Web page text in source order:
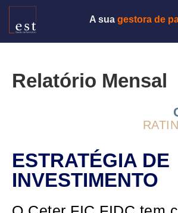
A suagestora de
Relatório Mensal
ESTRATÉGIA DE
INVESTIMENTO